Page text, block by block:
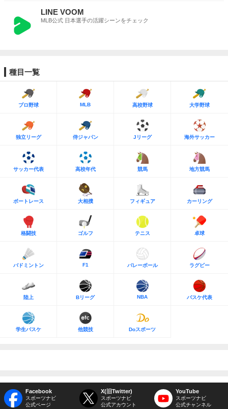
LINE VOOM
MLB公式 日本選手の活躍シーンをチェック
種目一覧
プロ野球 MLB 高校野球 大学野球
独立リーグ 侍ジャパン Jリーグ 海外サッカー
サッカー代表 高校年代 競馬 地方競馬
ボートレース 大相撲 フィギュア カーリング
格闘技 ゴルフ テニス 卓球
バドミントン F1 バレーボール ラグビー
陸上 Bリーグ NBA バスケ代表
学生バスケ 他競技 Doスポーツ
Facebook
スポーツナビ
公式ページ
X(旧Twitter)
スポーツナビ
公式アカウント
YouTube
スポーツナビ
公式チャンネル